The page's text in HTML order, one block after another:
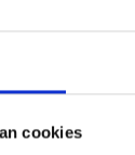
cookies